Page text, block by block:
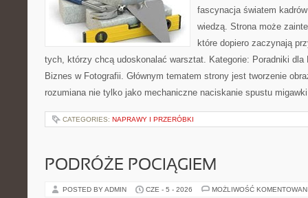
fascynacja światem
wiedzą. Strona może
które dopiero zaczynają
tych, którzy chcą udoskonalać warsztat. Kategorie: Poradniki
Biznes w Fotografii. Głównym tematem strony jest tworzenie
rozumiana nie tylko jako mechaniczne naciskanie spustu
CATEGORIES: NAPRAWY I PRZERÓBKI
PODRÓŻE POCIĄGIEM
POSTED BY ADMIN CZE - 5 - 2026 MOŻLIWOŚĆ